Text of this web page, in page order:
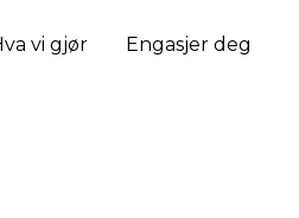
vi gjør Engasjer deg